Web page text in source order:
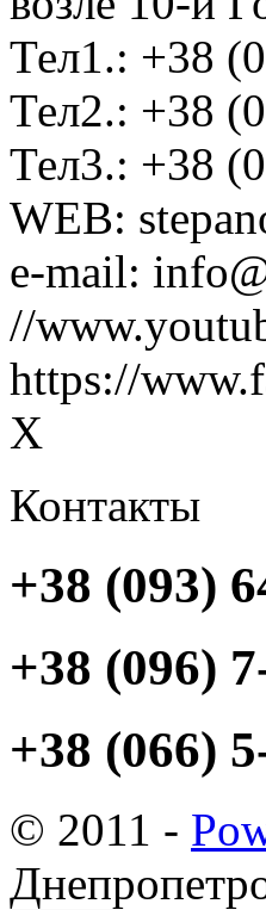
Тел1.: +38
Тел2.: +38
Тел3.: +38
WEB:
e-mail:
//
https://
X
Контакты
+38 (093)
+38 (096)
+38 (066)
© 2011 -